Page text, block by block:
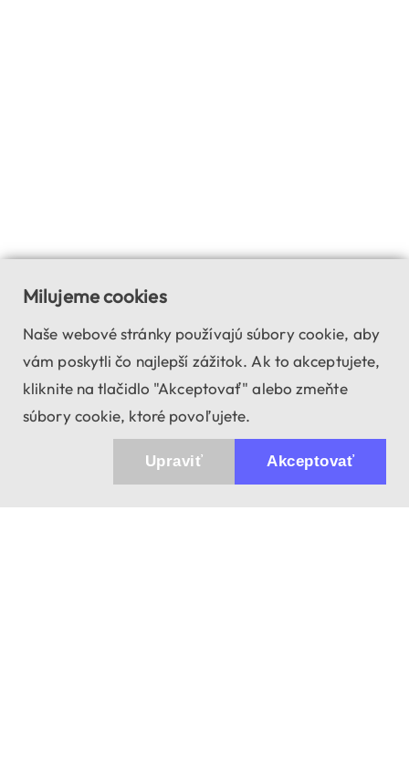
Milujeme cookies
Naše webové stránky používajú súbory cookie, aby
vám poskytli čo najlepší zážitok. Ak to akceptujete,
kliknite na tlačidlo "Akceptovať" alebo zmeňte
súbory cookie, ktoré povoľujete.
Akceptovať
Upraviť